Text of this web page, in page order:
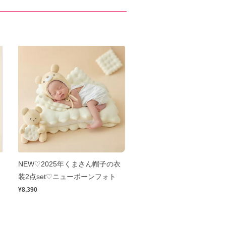
NEW♡2025年くまさん帽子の衣
装2点set♡ニューボーンフォト
¥8,390